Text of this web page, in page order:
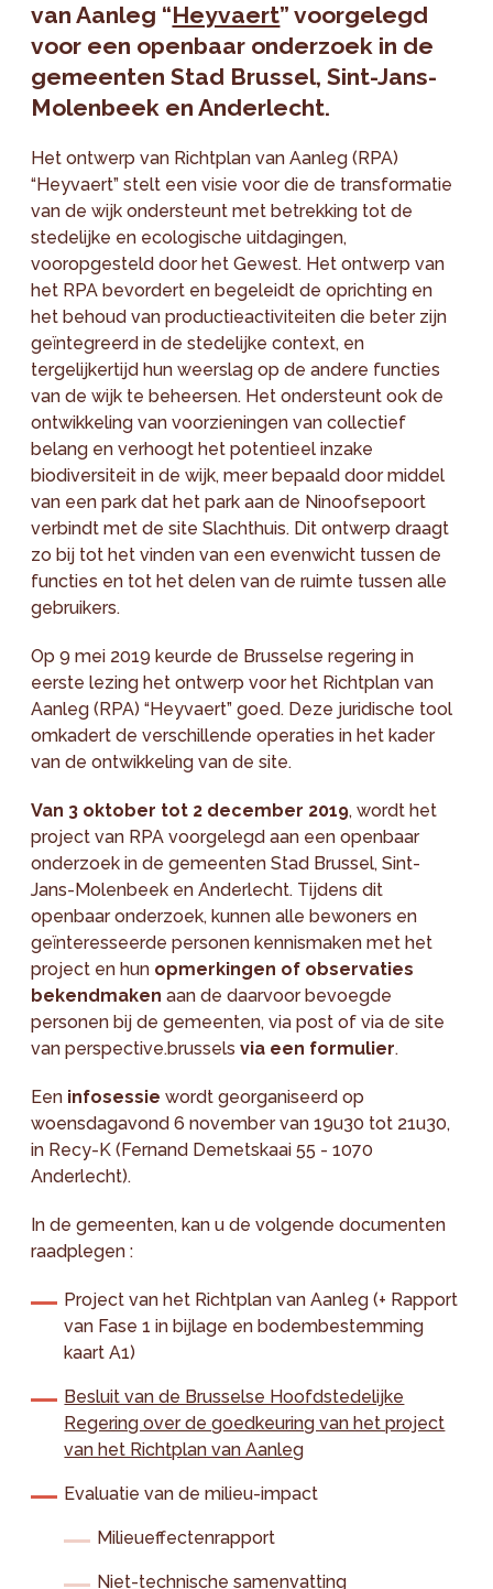
van Aanleg “Heyvaert” voorgelegd
voor een openbaar onderzoek in de
gemeenten Stad Brussel, Sint-Jans-
Molenbeek en Anderlecht.
Het ontwerp van Richtplan van Aanleg (RPA)
“Heyvaert” stelt een visie voor die de transformatie
van de wijk ondersteunt met betrekking tot de
stedelijke en ecologische uitdagingen,
vooropgesteld door het Gewest. Het ontwerp van
het RPA bevordert en begeleidt de oprichting en
het behoud van productieactiviteiten die beter zijn
geïntegreerd in de stedelijke context, en
tergelijkertijd hun weerslag op de andere functies
van de wijk te beheersen. Het ondersteunt ook de
ontwikkeling van voorzieningen van collectief
belang en verhoogt het potentieel inzake
biodiversiteit in de wijk, meer bepaald door middel
van een park dat het park aan de Ninoofsepoort
verbindt met de site Slachthuis. Dit ontwerp draagt
zo bij tot het vinden van een evenwicht tussen de
functies en tot het delen van de ruimte tussen alle
gebruikers.
Op 9 mei 2019 keurde de Brusselse regering in
eerste lezing het ontwerp voor het Richtplan van
Aanleg (RPA) “Heyvaert” goed. Deze juridische tool
omkadert de verschillende operaties in het kader
van de ontwikkeling van de site.
Van 3 oktober tot 2 december 2019, wordt het
project van RPA voorgelegd aan een openbaar
onderzoek in de gemeenten Stad Brussel, Sint-
Jans-Molenbeek en Anderlecht. Tijdens dit
openbaar onderzoek, kunnen alle bewoners en
geïnteresseerde personen kennismaken met het
project en hun opmerkingen of observaties
bekendmaken aan de daarvoor bevoegde
personen bij de gemeenten, via post of via de site
van perspective.brusselsvia een formulier.
Een infosessiewordt georganiseerd op
woensdagavond 6 november van 19u30 tot 21u30,
in Recy-K (Fernand Demetskaai 55 - 1070
Anderlecht).
In de gemeenten, kan u de volgende documenten
raadplegen :
Project van het Richtplan van Aanleg (+ Rapport
van Fase 1 in bijlage en bodembestemming
kaart A1)
Besluit van de Brusselse Hoofdstedelijke
Regering over de goedkeuring van het project
van het Richtplan van Aanleg
Evaluatie van de milieu-impact
Milieueffectenrapport
Niet-technische samenvatting